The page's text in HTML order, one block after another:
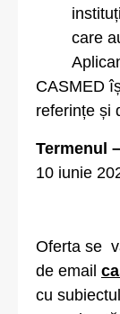
care
CASMED
referințe și
Termenul
10 iunie
Oferta se
de email
cu